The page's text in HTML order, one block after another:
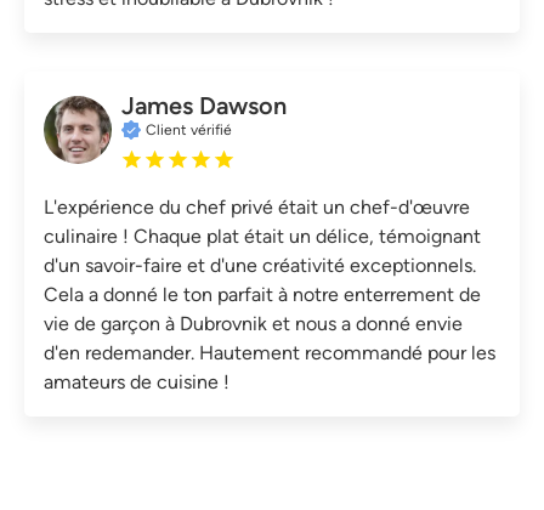
James Dawson
Client vérifié
L'expérience du chef privé était un chef-d'œuvre
culinaire ! Chaque plat était un délice, témoignant
d'un savoir-faire et d'une créativité exceptionnels.
Cela a donné le ton parfait à notre enterrement de
vie de garçon à Dubrovnik et nous a donné envie
d'en redemander. Hautement recommandé pour les
amateurs de cuisine !